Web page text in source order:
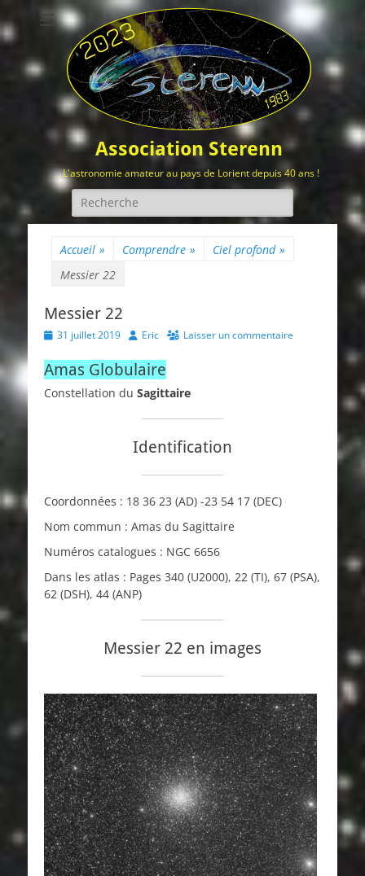
Association Sterenn
L'astronomie amateur au pays de Lorient depuis 40 ans !
Rechercher :
Accueil » Comprendre » Ciel profond »
Messier 22
Messier 22
Posted31 juillet 2019 Author
Eric Laisser un commentaire
Amas Globulaire
Constellation du Sagittaire
Identification
Coordonnées : 18 36 23 (AD) -23 54 17 (DEC)
Nom commun : Amas du Sagittaire
Numéros catalogues : NGC 6656
Dans les atlas : Pages 340 (U2000), 22 (TI), 67 (PSA),
62 (DSH), 44 (ANP)
Messier 22 en images